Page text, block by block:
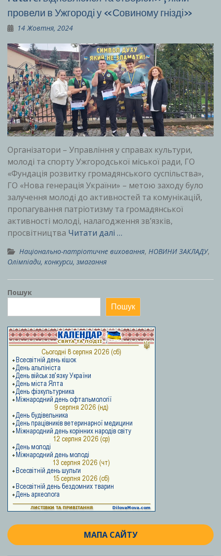
провели в Ужгороді у «Совиному гнізді»
14 Жовтня, 2024
Організатори – Управління у справах культури,
молоді та спорту Ужгородської міської ради, ГО
«Фундація розвитку громадянського суспільства»,
ГО «Нова генерація України» – метою заходу було
залучення молоді до активностей та комунікацій,
пропагування патріотизму та громадянської
активності молоді, налагодження зв’язків,
просвітництва Читати далі …
Національно-патріотичне виховання, НОВИНИ ЗАКЛАДУ,
Олімпіади, конкурси, змагання
Пошук
Пошук
МАПА САЙТУ